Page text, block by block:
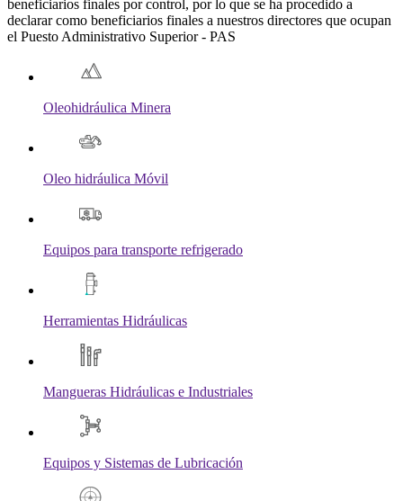
beneficiarios finales por control, por lo que se ha procedido a
declarar como beneficiarios finales a nuestros directores que ocupan
el Puesto Administrativo Superior - PAS
Oleohidráulica Minera
Oleo hidráulica Móvil
Equipos para transporte refrigerado
Herramientas Hidráulicas
Mangueras Hidráulicas e Industriales
Equipos y Sistemas de Lubricación